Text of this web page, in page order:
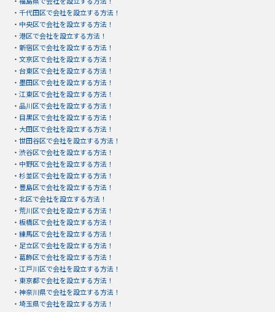
・ 千代田区で会社を設立する方法！
・ 中央区で会社を設立する方法！
・ 港区で会社を設立する方法！
・ 新宿区で会社を設立する方法！
・ 文京区で会社を設立する方法！
・ 台東区で会社を設立する方法！
・ 墨田区で会社を設立する方法！
・ 江東区で会社を設立する方法！
・ 品川区で会社を設立する方法！
・ 目黒区で会社を設立する方法！
・ 大田区で会社を設立する方法！
・ 世田谷区で会社を設立する方法！
・ 渋谷区で会社を設立する方法！
・ 中野区で会社を設立する方法！
・ 杉並区で会社を設立する方法！
・ 豊島区で会社を設立する方法！
・ 北区で会社を設立する方法！
・ 荒川区で会社を設立する方法！
・ 板橋区で会社を設立する方法！
・ 練馬区で会社を設立する方法！
・ 足立区で会社を設立する方法！
・ 葛飾区で会社を設立する方法！
・ 江戸川区で会社を設立する方法！
・ 東京都で会社を設立する方法！
・ 神奈川県で会社を設立する方法！
・ 埼玉県で会社を設立する方法！